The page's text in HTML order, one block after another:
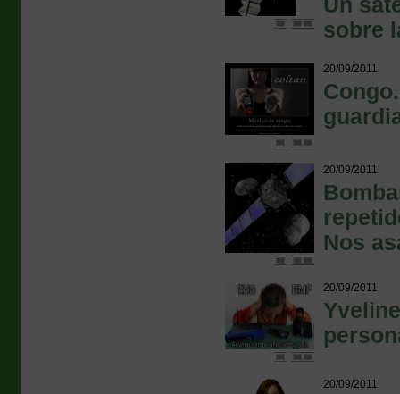
Un
sobre
20/09/2011
20/09/2011
Nos
20/09/2011
20/09/2011